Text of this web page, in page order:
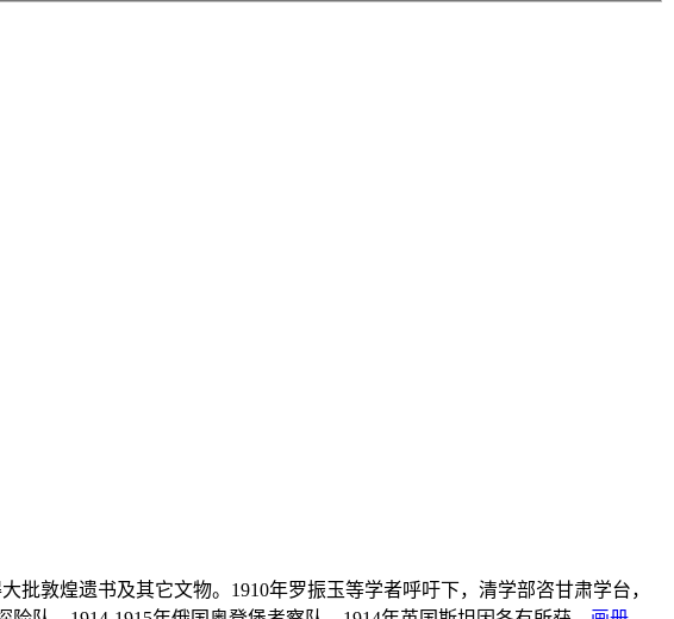
批敦煌遗书及其它文物。1910年罗振玉等学者呼吁下，清学部咨甘肃学台，